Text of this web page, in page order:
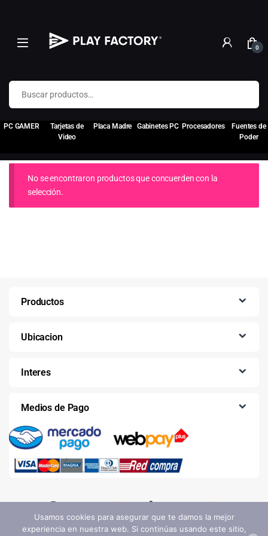
0
Buscar por:
PC GAMER
Tarjetas de
Video
Placa Madre Gabinetes PC Procesadores
Fuentes de
Poder
No se encontraron productos que concuerden con la
selección.
Productos
Ubicacion
Interes
Medios de Pago
Usamos cookies para asegurar que te damos la mejor
experiencia en nuestra web. Si continúas usando este sitio,